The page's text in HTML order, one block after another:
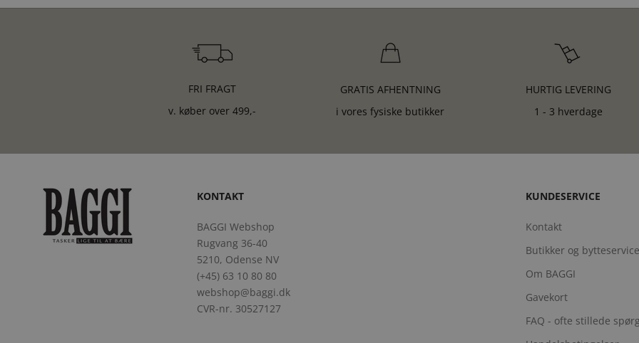
FRI FRAGT
v. køber over 499,-
GRATIS AFHENTNING
i vores fysiske butikker
HURTIG LEVERING
1 - 3 hverdage
KONTAKT
BAGGI Webshop
Rugvang 36-40
5210, Odense NV
(+45) 63 10 80 80
webshop@baggi.dk
CVR-nr. 30527127
KUNDESERVICE
Kontakt
Butikker og bytteservice
Om BAGGI
Gavekort
FAQ - ofte stillede